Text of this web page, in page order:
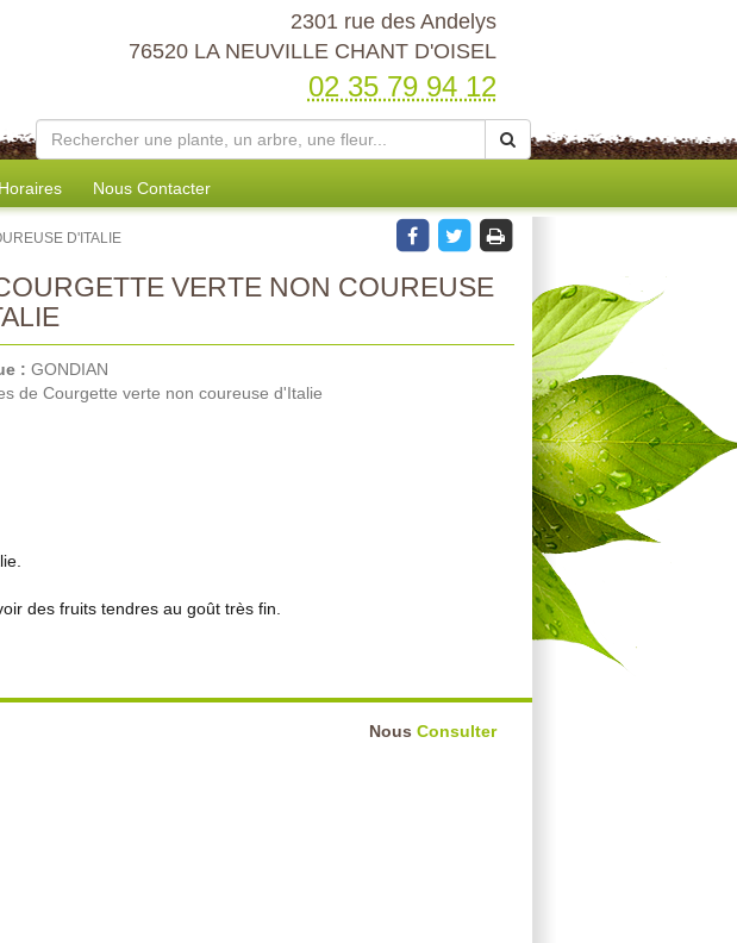
2301 rue des Andelys
76520 LA NEUVILLE CHANT D'OISEL
02 35 79 94 12
Nous Contacter
D'ITALIE
VERTE NON COUREUSE
: GONDIAN
de Courgette verte non coureuse d'Italie
des fruits tendres au goût très fin.
Nous Consulter